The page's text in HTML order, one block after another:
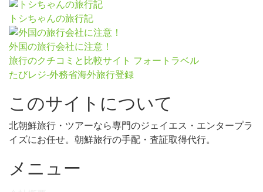
トシちゃんの旅行記
外国の旅行会社に注意！
旅行のクチコミと比較サイト フォートラベル
たびレジ-外務省海外旅行登録
このサイトについて
北朝鮮旅行・ツアーなら専門のジェイエス・エンタープラ
イズにお任せ。朝鮮旅行の手配・査証取得代行。
メニュー